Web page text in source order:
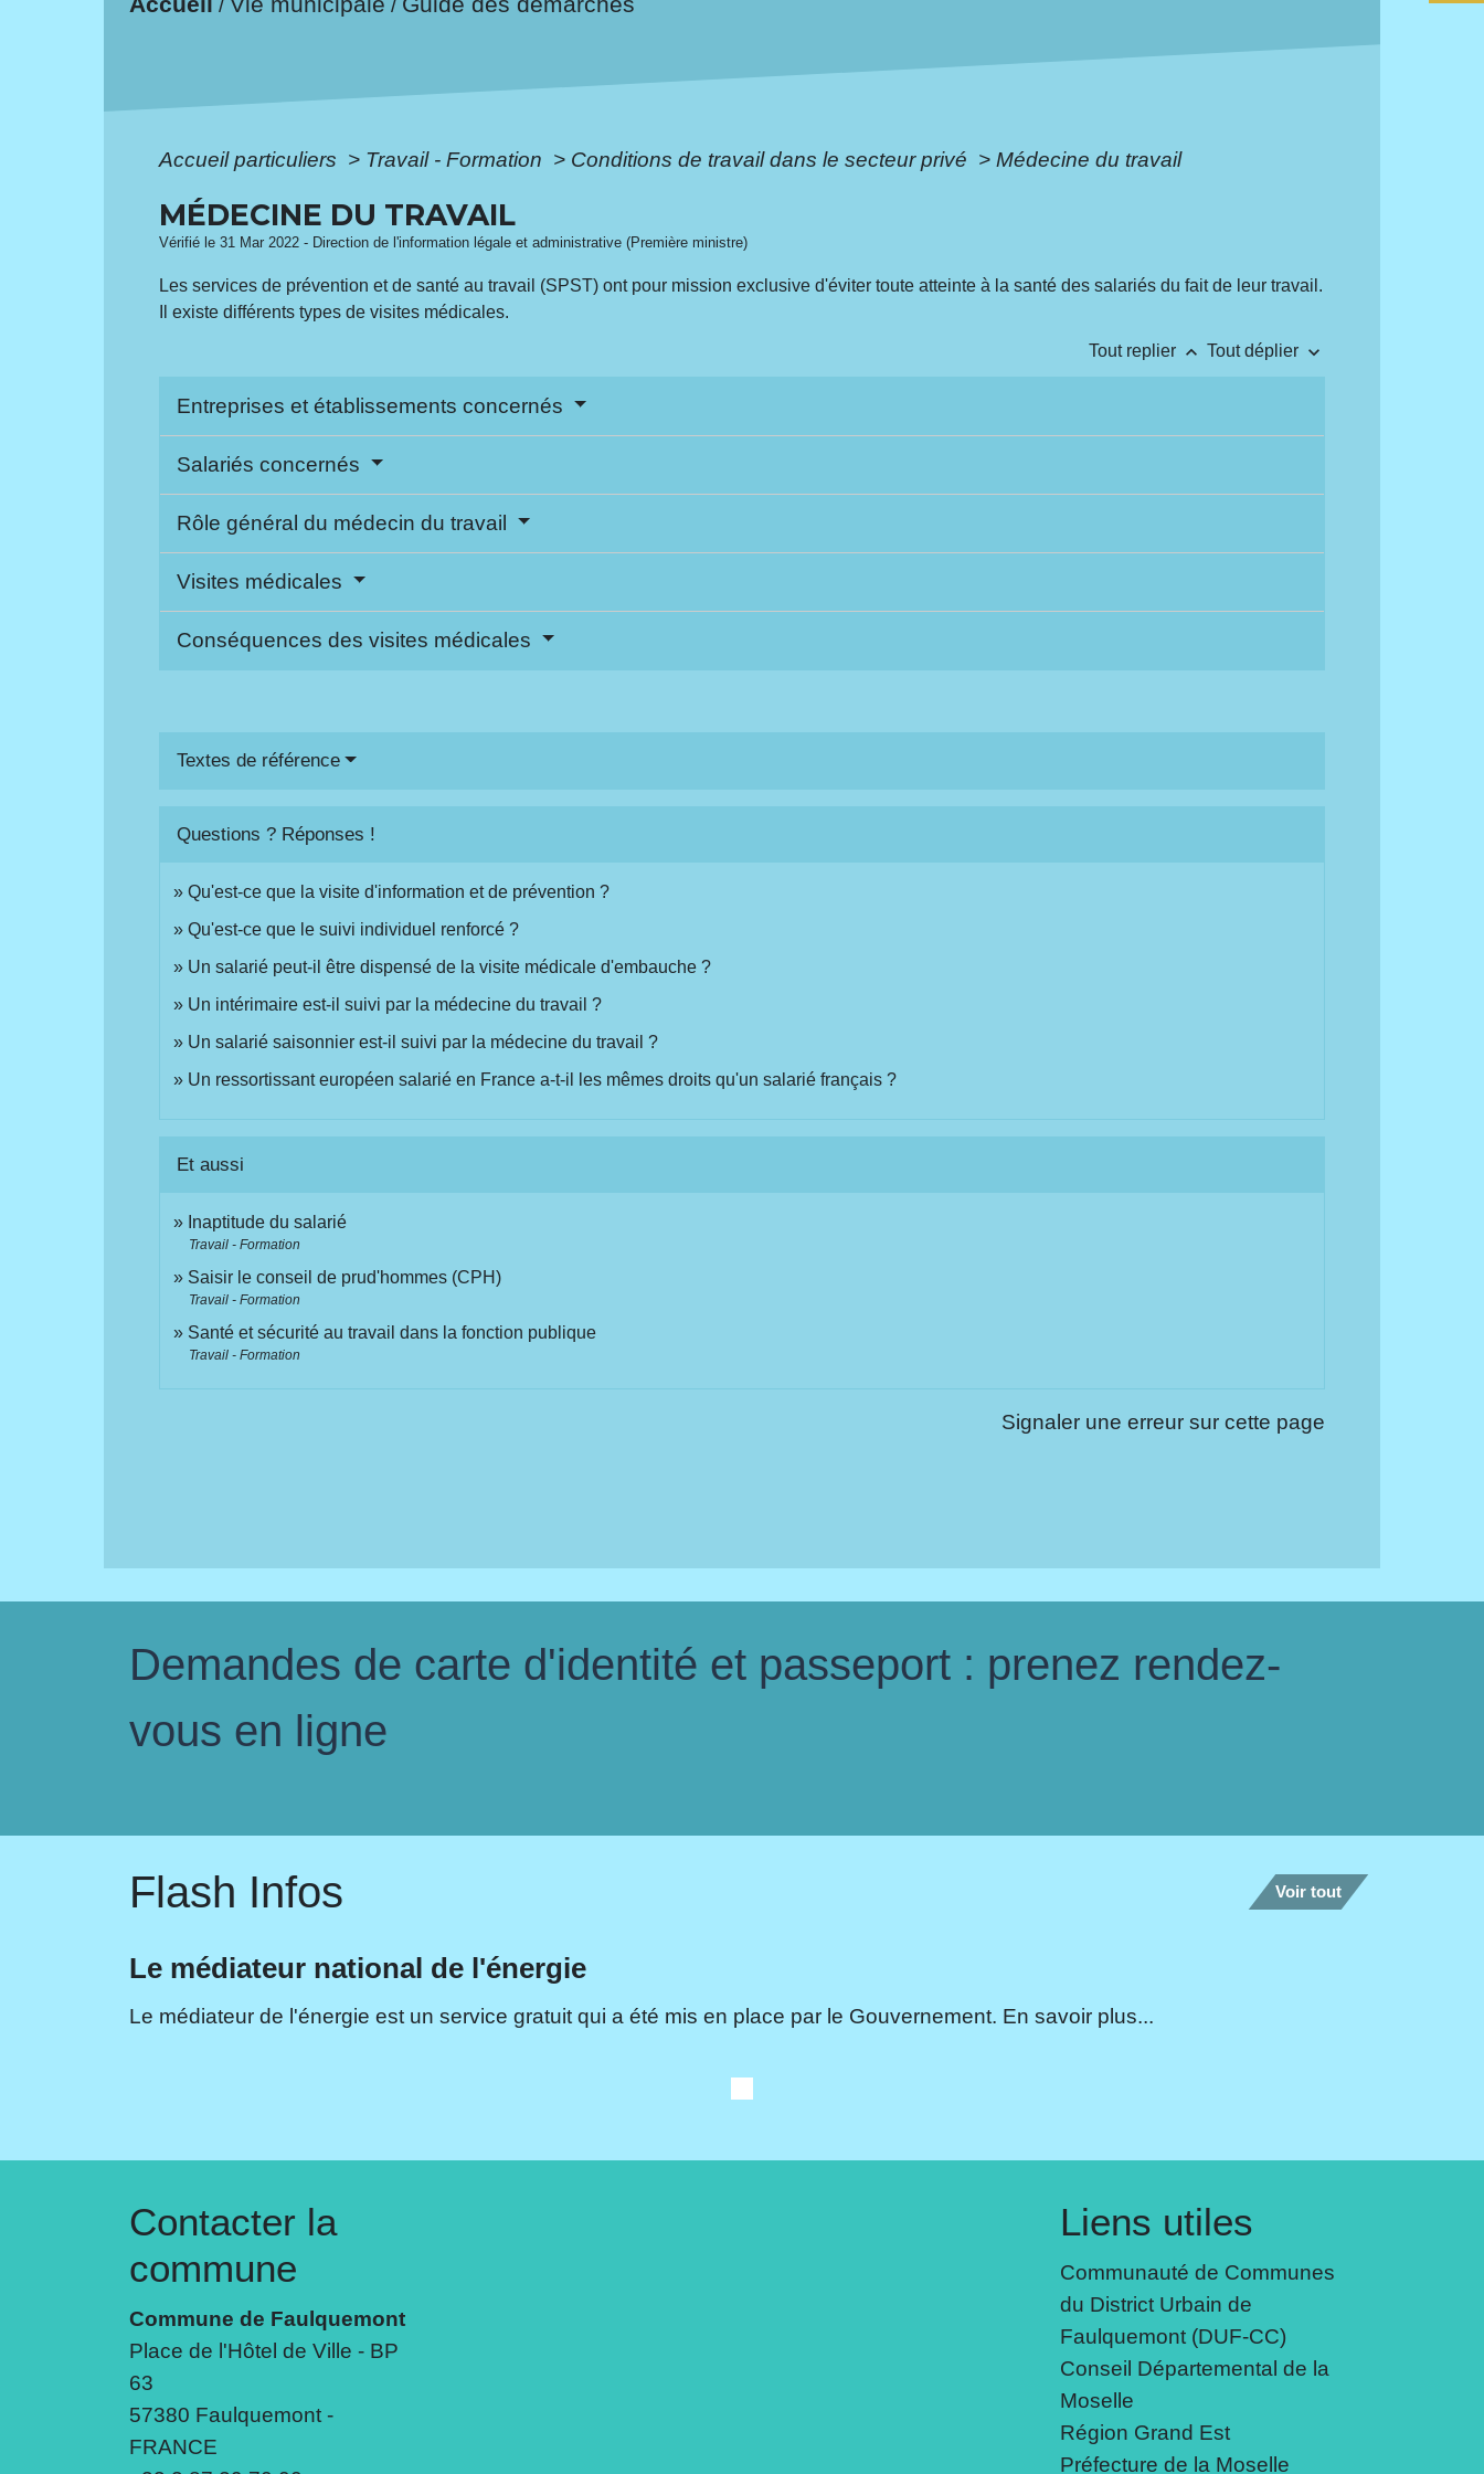
/ /
Accueil particuliers > Travail - Formation > Conditions de travail dans le secteur privé > Médecine du travail
MÉDECINE DU TRAVAIL
Vérifié le 31 Mar 2022 - Direction de l'information légale et administrative (Première ministre)
Les services de prévention et de santé au travail (SPST) ont pour mission exclusive d'éviter toute atteinte à la santé des salariés du fait de leur travail.
Il existe différents types de visites médicales.
Tout replier keyboard_arrow_up Tout déplier keyboard_arrow_down
Entreprises et établissements concernés
Salariés concernés
Rôle général du médecin du travail
Visites médicales
Conséquences des visites médicales
Textes de référence
Questions ? Réponses !
Qu'est-ce que la visite d'information et de prévention ?
Qu'est-ce que le suivi individuel renforcé ?
Un salarié peut-il être dispensé de la visite médicale d'embauche ?
Un intérimaire est-il suivi par la médecine du travail ?
Un salarié saisonnier est-il suivi par la médecine du travail ?
Un ressortissant européen salarié en France a-t-il les mêmes droits qu'un salarié français ?
Et aussi
Inaptitude du salarié
Travail - Formation
Saisir le conseil de prud'hommes (CPH)
Travail - Formation
Santé et sécurité au travail dans la fonction publique
Travail - Formation
Signaler une erreur sur cette page
Demandes de carte d'identité et passeport : prenez rendez-
vous en ligne
Flash Infos Voir tout
Le médiateur national de l'énergie
Le médiateur de l'énergie est un service gratuit qui a été mis en place par le Gouvernement. En savoir plus...
Contacter la
commune
Commune de Faulquemont
Place de l'Hôtel de Ville - BP
63
57380 Faulquemont -
FRANCE
Liens utiles
Communauté de Communes
du District Urbain de
Faulquemont (DUF-CC)
Conseil Départemental de la
Moselle
Région Grand Est
Préfecture de la Moselle